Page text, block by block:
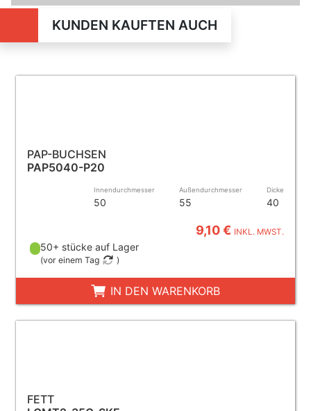
KUNDEN KAUFTEN AUCH
PAP-BUCHSEN
PAP5040-P20
Innendurchmesser
50
Außendurchmesser
55
Dicke
40
9,10 € INKL. MWST.
50+ stücke auf Lager
(vor einem Tag )
IN DEN WARENKORB
FETT